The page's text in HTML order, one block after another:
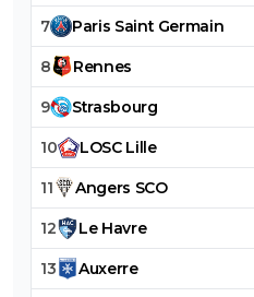
7 Paris Saint Germain
8 Rennes
9 Strasbourg
10 LOSC Lille
11 Angers SCO
12 Le Havre
13 Auxerre